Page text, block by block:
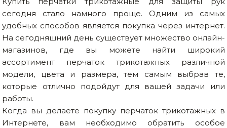
сегодня стало намного проще. Одним из самых
удобных способов является покупка через интернет.
На сегодняшний день существует множество онлайн-
магазинов, где вы можете найти широкий
ассортимент перчаток трикотажных различной
модели, цвета и размера, тем самым выбрав те,
которые отлично подойдут для вашей задачи или
работы.
Когда вы делаете покупку перчаток трикотажных в
Интернете, вам необходимо обратить особое